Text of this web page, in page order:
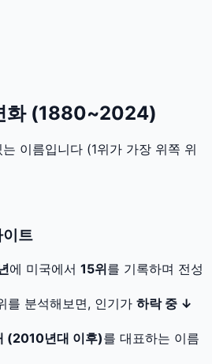
화 (1880~2024)
이름입니다 (1위가 가장 위쪽 위
이트
에 미국에서 15위를 기록하며 전성
를 분석해보면, 인기가 하락 중 ↓
(2010년대 이후)를 대표하는 이름